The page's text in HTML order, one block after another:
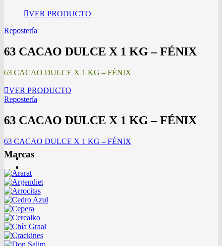
VER PRODUCTO
Repostería
63 CACAO DULCE X 1 KG – FÉNIX
63 CACAO DULCE X 1 KG – FÉNIX
VER PRODUCTO
Repostería
63 CACAO DULCE X 1 KG – FÉNIX
63 CACAO DULCE X 1 KG – FÉNIX
Marcas